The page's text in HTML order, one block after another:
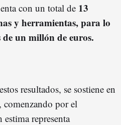
con un total de 13
y herramientas, para lo
de un millón de euros.
resultados, se sostiene en
comenzando por el
representa